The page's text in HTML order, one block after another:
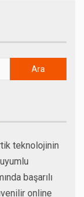
teknolojinin
başarılı
online